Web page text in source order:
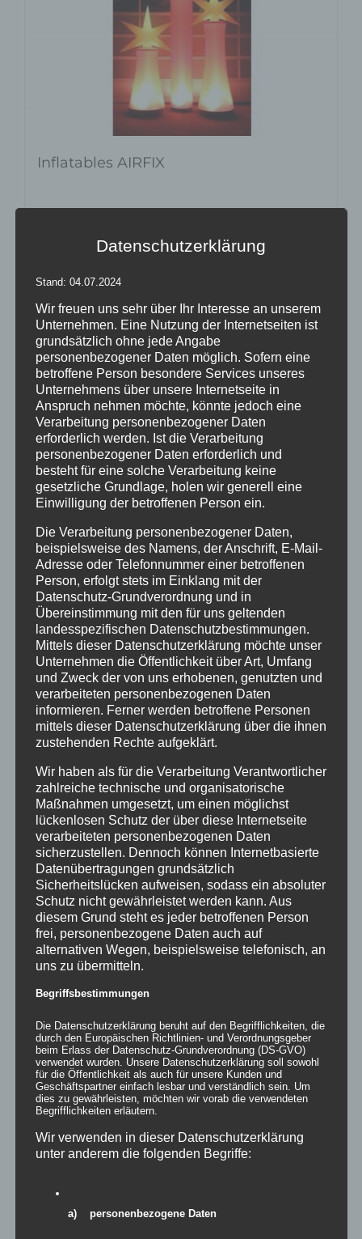
Inflatables AIRFIX
Details
Inflatables FLYING HEART
Details
zur Wunschliste
Inflatables AIRFORM
zur Wunschliste
Datenschutzerklärung
Stand: 04.07.2024
Wir freuen uns sehr über Ihr Interesse an unserem
Unternehmen. Eine Nutzung der Internetseiten ist
grundsätzlich ohne jede Angabe
personenbezogener Daten möglich. Sofern eine
betroffene Person besondere Services unseres
Unternehmens über unsere Internetseite in
Anspruch nehmen möchte, könnte jedoch eine
Verarbeitung personenbezogener Daten
erforderlich werden. Ist die Verarbeitung
personenbezogener Daten erforderlich und
besteht für eine solche Verarbeitung keine
gesetzliche Grundlage, holen wir generell eine
Einwilligung der betroffenen Person ein.
Die Verarbeitung personenbezogener Daten,
beispielsweise des Namens, der Anschrift, E-Mail-
Adresse oder Telefonnummer einer betroffenen
Person, erfolgt stets im Einklang mit der
Datenschutz-Grundverordnung und in
Übereinstimmung mit den für uns geltenden
landesspezifischen Datenschutzbestimmungen.
Mittels dieser Datenschutzerklärung möchte unser
Unternehmen die Öffentlichkeit über Art, Umfang
und Zweck der von uns erhobenen, genutzten und
verarbeiteten personenbezogenen Daten
informieren. Ferner werden betroffene Personen
mittels dieser Datenschutzerklärung über die ihnen
zustehenden Rechte aufgeklärt.
Wir haben als für die Verarbeitung Verantwortlicher
zahlreiche technische und organisatorische
Maßnahmen umgesetzt, um einen möglichst
lückenlosen Schutz der über diese Internetseite
verarbeiteten personenbezogenen Daten
sicherzustellen. Dennoch können Internetbasierte
Datenübertragungen grundsätzlich
Sicherheitslücken aufweisen, sodass ein absoluter
Schutz nicht gewährleistet werden kann. Aus
diesem Grund steht es jeder betroffenen Person
frei, personenbezogene Daten auch auf
alternativen Wegen, beispielsweise telefonisch, an
uns zu übermitteln.
Begriffsbestimmungen
Die Datenschutzerklärung beruht auf den Begrifflichkeiten, die
durch den Europäischen Richtlinien- und Verordnungsgeber
beim Erlass der Datenschutz-Grundverordnung (DS-GVO)
verwendet wurden. Unsere Datenschutzerklärung soll sowohl
für die Öffentlichkeit als auch für unsere Kunden und
Geschäftspartner einfach lesbar und verständlich sein. Um
dies zu gewährleisten, möchten wir vorab die verwendeten
Begrifflichkeiten erläutern.
Wir verwenden in dieser Datenschutzerklärung
unter anderem die folgenden Begriffe:
a) personenbezogene Daten